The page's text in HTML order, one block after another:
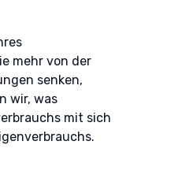
mehr von der
senken,
wir, was
mit sich